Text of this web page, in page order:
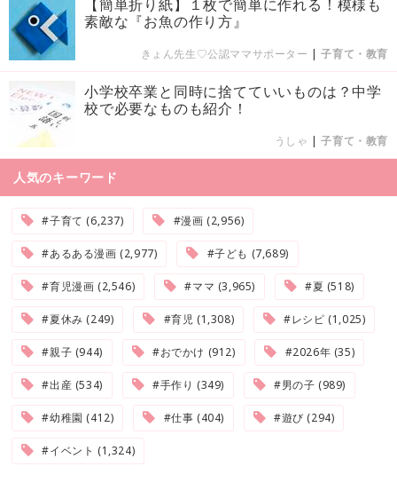
【簡単折り紙】１枚で簡単に作れる！模様も
素敵な『お魚の作り方』
きょん先生♡公認ママサポーター |子育て・教育
小学校卒業と同時に捨てていいものは？中学
校で必要なものも紹介！
うしゃ |子育て・教育
人気のキーワード
#子育て (6,237) #漫画 (2,956)
#あるある漫画 (2,977) #子ども (7,689)
#育児漫画 (2,546) #ママ (3,965) #夏 (518)
#夏休み (249) #育児 (1,308) #レシピ (1,025)
#親子 (944) #おでかけ (912) #2026年 (35)
#出産 (534) #手作り (349) #男の子 (989)
#幼稚園 (412) #仕事 (404) #遊び (294)
#イベント (1,324)